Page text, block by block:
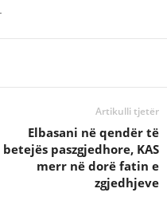
Artikulli tjetër
Elbasani në qendër të
betejës paszgjedhore, KAS
merr në dorë fatin e
zgjedhjeve